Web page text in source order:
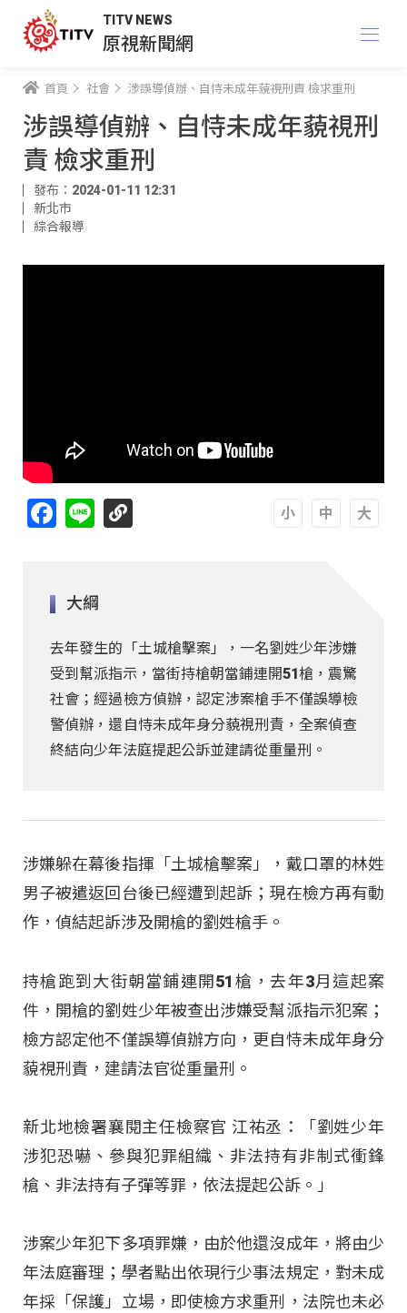
TITV NEWS
原視新聞網
首頁 社會 涉誤導偵辦、自恃未成年藐視刑責 檢求重刑
涉誤導偵辦、自恃未成年藐視刑
責 檢求重刑
發布：2024-01-11 12:31
新北市
綜合報導
Facebook
Line
大綱
去年發生的「土城槍擊案」，一名劉姓少年涉嫌
受到幫派指示，當街持槍朝當鋪連開51槍，震驚
社會；經過檢方偵辦，認定涉案槍手不僅誤導檢
警偵辦，還自恃未成年身分藐視刑責，全案偵查
終結向少年法庭提起公訴並建請從重量刑。
涉嫌躲在幕後指揮「土城槍擊案」，戴口罩的林姓
男子被遣返回台後已經遭到起訴；現在檢方再有動
作，偵結起訴涉及開槍的劉姓槍手。
持槍跑到大街朝當鋪連開51槍，去年3月這起案
件，開槍的劉姓少年被查出涉嫌受幫派指示犯案；
檢方認定他不僅誤導偵辦方向，更自恃未成年身分
藐視刑責，建請法官從重量刑。
新北地檢署襄閱主任檢察官 江祐丞：「劉姓少年
涉犯恐嚇、參與犯罪組織、非法持有非制式衝鋒
槍、非法持有子彈等罪，依法提起公訴。」
涉案少年犯下多項罪嫌，由於他還沒成年，將由少
年法庭審理；學者點出依現行少事法規定，對未成
年採「保護」立場，即使檢方求重刑，法院也未必